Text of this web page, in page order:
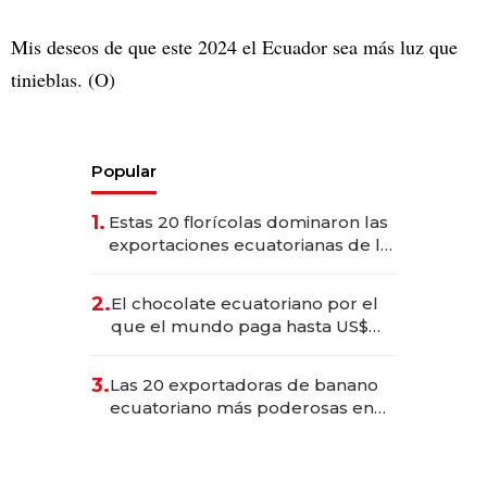
Mis deseos de que este 2024 el Ecuador sea más luz que
tinieblas. (O)
Popular
1. Estas 20 florícolas dominaron las
exportaciones ecuatorianas de la
2.El chocolate ecuatoriano por el
que el mundo paga hasta US$
3.Las 20 exportadoras de banano
ecuatoriano más poderosas en